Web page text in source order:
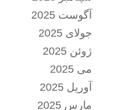
آگوست 2025
جولای 2025
ژوئن 2025
می 2025
آوریل 2025
مارس 2025